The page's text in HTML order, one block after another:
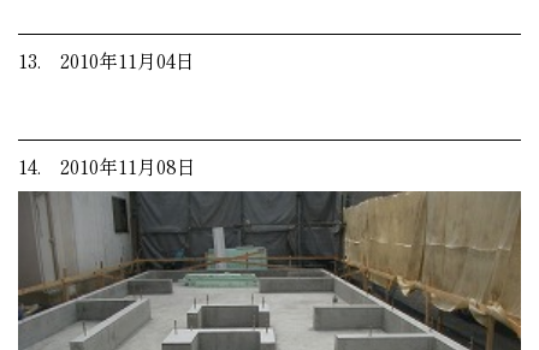
13. 2010年11月04日
14. 2010年11月08日